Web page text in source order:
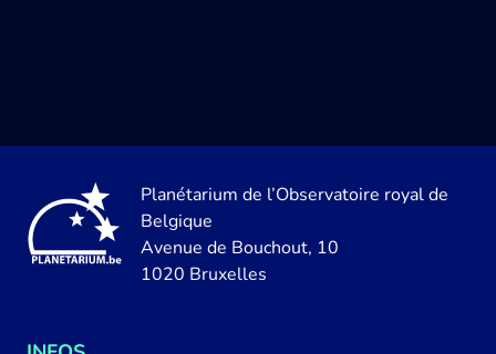
Planétarium de l’Observatoire royal de
Belgique
Avenue de Bouchout, 10
1020 Bruxelles